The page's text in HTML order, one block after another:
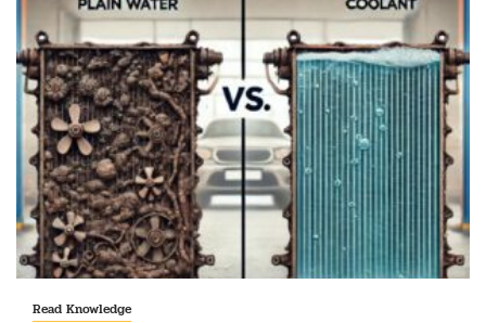
Read Knowledge